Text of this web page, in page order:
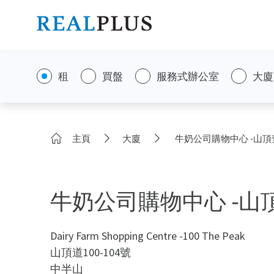
租 買盤 服務式辦公室 大廈
主頁 大廈 牛奶公司購物中心 -山頂
牛奶公司購物中心 -山
Dairy Farm Shopping Centre -100 The Peak
山頂道100-104號
中半山